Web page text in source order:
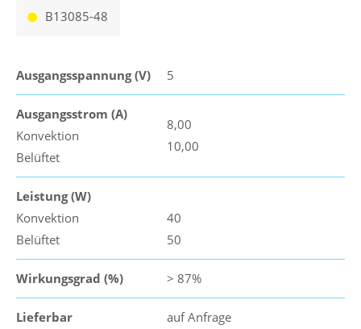
B13085-48
Ausgangsspannung (V) 5
Ausgangsstrom (A)
Konvektion
Belüftet
8,00
10,00
Leistung (W)
Konvektion
Belüftet
40
50
Wirkungsgrad (%) > 87%
Lieferbar auf Anfrage